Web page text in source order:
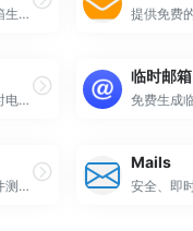
专业的临时邮箱生成器
专业的在线临时电子邮件地址生成器
临时邮箱
专业的电子邮件测试服务
Mails